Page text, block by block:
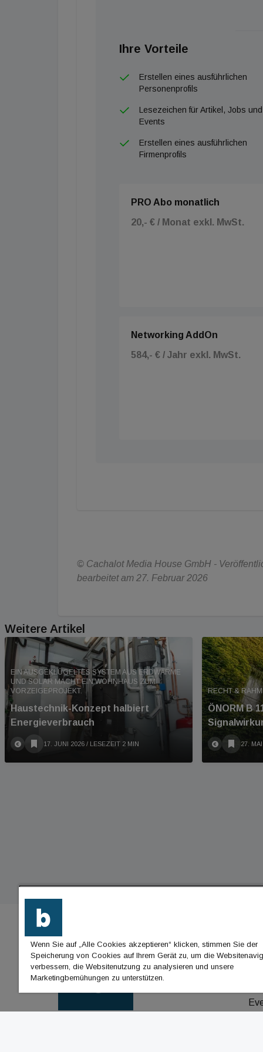
Gegensatz zu einem Auto mit
Dazu lädt man am besten an den Wien
erneuerbaren Energien. Wohnbauträger
wichtigen Beitrag für den Klimaschutz und
Mehr Infos zu den E-Mobilitätsangeboten
Ihre Vorteile
Erstellen eines ausführlichen
Personenprofils
Lesezeichen für Artikel, Jobs und
Events
Erstellen eines ausführlichen
Firmenprofils
PRO Abo monatlich
20,- € / Monat exkl. MwSt.
Networking AddOn
584,- € / Jahr exkl. MwSt.
© Cachalot Media House GmbH -
bearbeitet am 27. Februar 2026
Weitere Artikel
EIN AUSGEKLÜGELTES SYSTEM AUS ERDWÄRME
UND SOLAR MACHT EIN WOHNHAUS ZUM
VORZEIGEPROJEKT.
Haustechnik-Konzept halbiert
Energieverbrauch
17. JUNI 2026 / LESEZEIT 2 MIN
RECHT &
ÖNORM B
27.
Wenn Sie auf „Alle Cookies akzeptieren“ klicken, stimmen Sie der
Speicherung von Cookies auf Ihrem Gerät zu, um die
verbessern, die Websitenutzung zu analysieren und unsere
Marketingbemühungen zu unterstützen.